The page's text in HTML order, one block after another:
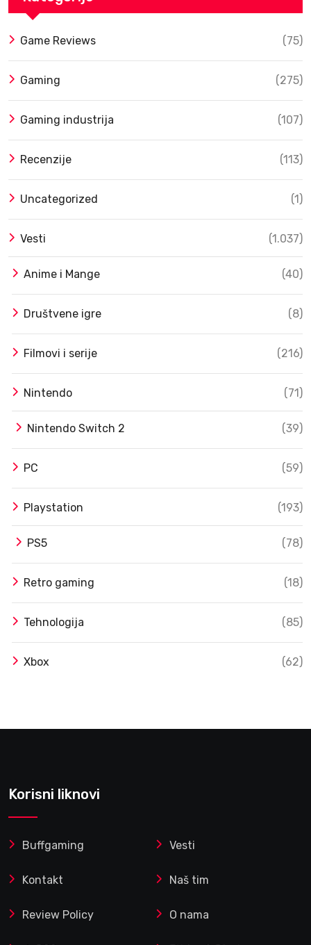
Game Reviews (75)
Gaming (275)
Gaming industrija (107)
Recenzije (113)
Uncategorized (1)
Vesti (1.037)
Anime i Mange (40)
Društvene igre (8)
Filmovi i serije (216)
Nintendo (71)
Nintendo Switch 2 (39)
PC (59)
Playstation (193)
PS5 (78)
Retro gaming (18)
Tehnologija (85)
Xbox (62)
Korisni liknovi
Buffgaming Vesti
Kontakt Naš tim
Review Policy O nama